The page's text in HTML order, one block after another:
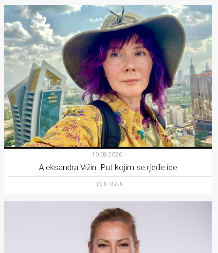
10.08.2026.
Aleksandra Vižin: Put kojim se rjeđe ide
INTERVJU